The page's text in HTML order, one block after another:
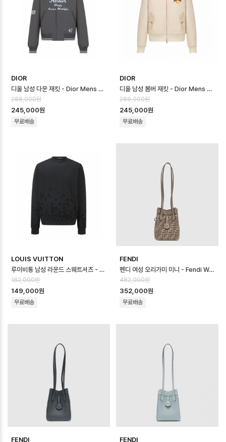
DIOR
디올 남성 다운 재킷 - Dior Mens Down Jacket - dic16659x
288,000원
245,000원
무료배송
DIOR
디올 남성 봄버 재킷 - Dior Mens Bomber Jacket - dic16658x
288,000원
245,000원
무료배송
LOUIS VUITTON
루이비통 남성 라운드 스웨트셔츠 - Louis vuitton Mens Round Sweat…
182,000원
149,000원
무료배송
FENDI
펜디 여성 오리가미 미니 - Fendi Womens Origami Mini - feb170…
482,000원
352,000원
무료배송
FENDI FENDI